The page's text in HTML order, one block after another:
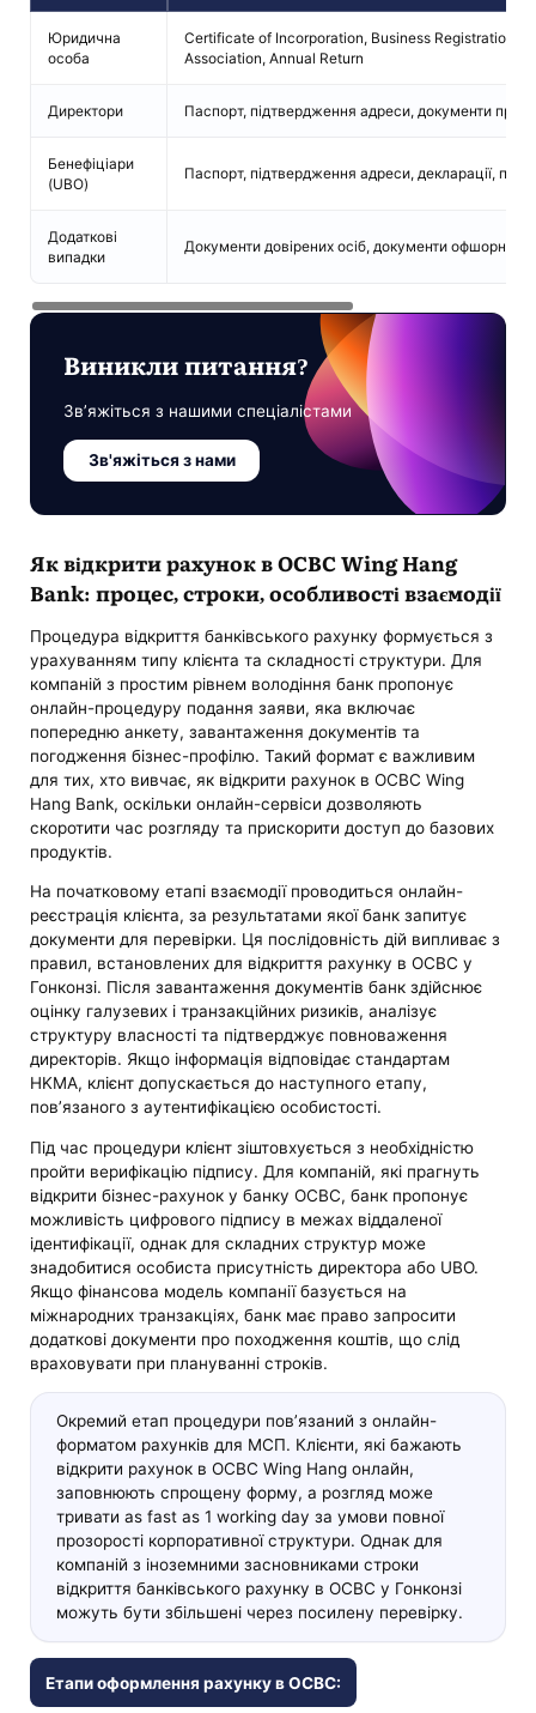
Юридична
особа
Certificate of Incorporation, Business Registration
Association, Annual Return
Директори Паспорт, підтвердження адреси, документи про
Бенефіціари
(UBO)
Паспорт, підтвердження адреси, декларації,
Додаткові
випадки
Документи довірених осіб, документи офшорних
Виникли питання?
Зв’яжіться з нашими спеціалістами
Зв'яжіться з нами
Як відкрити рахунок в OCBC Wing Hang
Bank: процес, строки, особливості взаємодії
Процедура відкриття банківського рахунку формується з
урахуванням типу клієнта та складності структури. Для
компаній з простим рівнем володіння банк пропонує
онлайн-процедуру подання заяви, яка включає
попередню анкету, завантаження документів та
погодження бізнес-профілю. Такий формат є важливим
для тих, хто вивчає, як відкрити рахунок в OCBC Wing
Hang Bank, оскільки онлайн-сервіси дозволяють
скоротити час розгляду та прискорити доступ до базових
продуктів.
На початковому етапі взаємодії проводиться онлайн-
реєстрація клієнта, за результатами якої банк запитує
документи для перевірки. Ця послідовність дій випливає з
правил, встановлених для відкриття рахунку в OCBC у
Гонконзі. Після завантаження документів банк здійснює
оцінку галузевих і транзакційних ризиків, аналізує
структуру власності та підтверджує повноваження
директорів. Якщо інформація відповідає стандартам
HKMA, клієнт допускається до наступного етапу,
пов’язаного з аутентифікацією особистості.
Під час процедури клієнт зіштовхується з необхідністю
пройти верифікацію підпису. Для компаній, які прагнуть
відкрити бізнес-рахунок у банку OCBC, банк пропонує
можливість цифрового підпису в межах віддаленої
ідентифікації, однак для складних структур може
знадобитися особиста присутність директора або UBO.
Якщо фінансова модель компанії базується на
міжнародних транзакціях, банк має право запросити
додаткові документи про походження коштів, що слід
враховувати при плануванні строків.
Окремий етап процедури пов’язаний з онлайн-
форматом рахунків для МСП. Клієнти, які бажають
відкрити рахунок в OCBC Wing Hang онлайн,
заповнюють спрощену форму, а розгляд може
тривати as fast as 1 working day за умови повної
прозорості корпоративної структури. Однак для
компаній з іноземними засновниками строки
відкриття банківського рахунку в OCBC у Гонконзі
можуть бути збільшені через посилену перевірку.
Етапи оформлення рахунку в OCBC: